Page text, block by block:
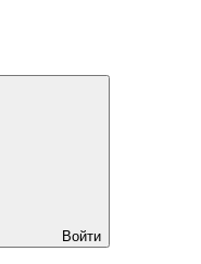
Войти